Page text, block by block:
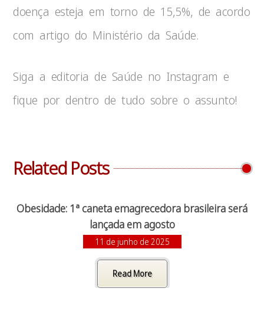
doença esteja em torno de 15,5%, de acordo
com artigo do Ministério da Saúde.
Siga a editoria de Saúde no Instagram e
fique por dentro de tudo sobre o assunto!
Related Posts
Obesidade: 1ª caneta emagrecedora brasileira será
lançada em agosto
11 de junho de 2025
Read More